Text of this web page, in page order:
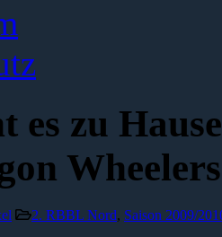
es zu
2. RBBL Nord, Saison 2009/